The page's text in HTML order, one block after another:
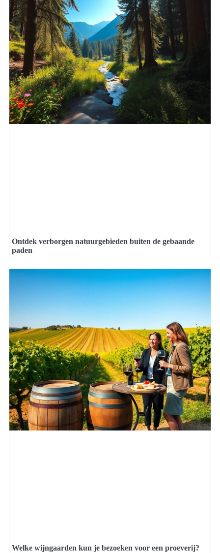
Ontdek verborgen natuurgebieden buiten de gebaande
paden
Welke wijngaarden kun je bezoeken voor een proeverij?